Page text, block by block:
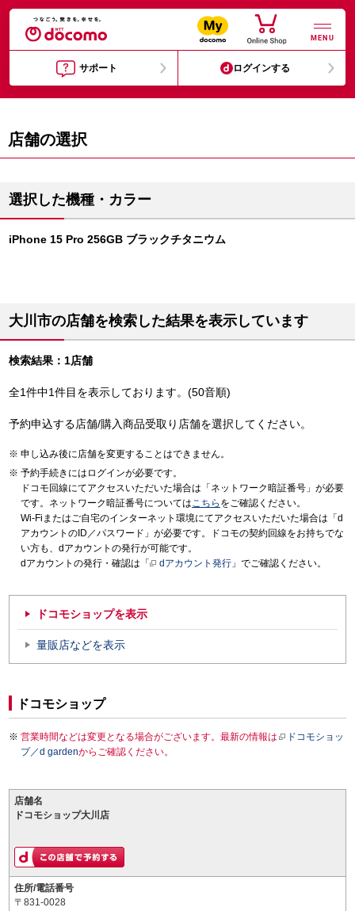
MENU
サポート ログインする
店舗の選択
選択した機種・カラー
iPhone 15 Pro 256GB ブラックチタニウム
大川市の店舗を検索した結果を表示しています
検索結果：1店舗
全1件中1件目を表示しております。(50音順)
予約申込する店舗/購入商品受取り店舗を選択してください。
申し込み後に店舗を変更することはできません。
予約手続きにはログインが必要です。
ドコモ回線にてアクセスいただいた場合は「ネットワーク暗証番号」が必要
です。ネットワーク暗証番号についてはこちら をご確認ください。
Wi-Fiまたはご自宅のインターネット環境にてアクセスいただいた場合は「d
アカウントのID／パスワード」が必要です。ドコモの契約回線をお持ちでな
い方も、dアカウントの発行が可能です。
dアカウントの発行・確認は「
dアカウント発行 」でご確認ください。
ドコモショップを表示
量販店などを表示
ドコモショップ
営業時間などは変更となる場合がございます。最新の情報は
ドコモショッ
プ／d gardenからご確認ください。
店舗名
ドコモショップ大川店
住所/電話番号
〒831-0028